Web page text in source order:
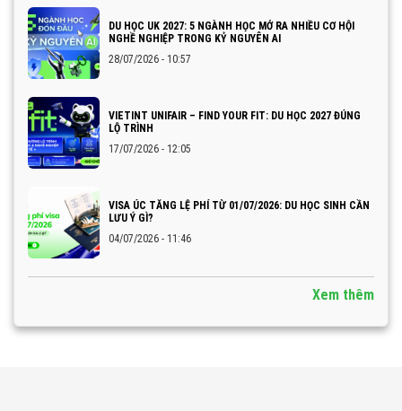
DU HỌC UK 2027: 5 NGÀNH HỌC MỞ RA NHIỀU CƠ HỘI
NGHỀ NGHIỆP TRONG KỶ NGUYÊN AI
28/07/2026 - 10:57
VIETINT UNIFAIR – FIND YOUR FIT: DU HỌC 2027 ĐÚNG
LỘ TRÌNH
17/07/2026 - 12:05
VISA ÚC TĂNG LỆ PHÍ TỪ 01/07/2026: DU HỌC SINH CẦN
LƯU Ý GÌ?
04/07/2026 - 11:46
Xem thêm